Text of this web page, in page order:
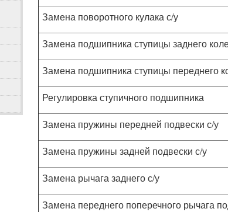
Замена поворотного кулака с/у
Замена подшипника ступицы заднего
Замена подшипника ступицы переднего
Регулировка ступичного подшипника
Замена пружины передней подвески с/у
Замена пружины задней подвески с/у
Замена рычага заднего с/у
Замена переднего поперечного рычага